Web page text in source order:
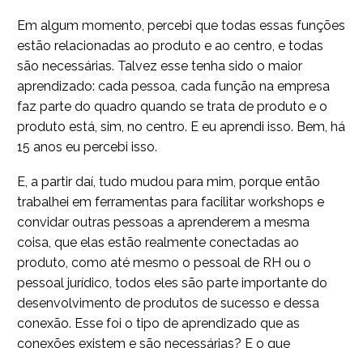
Em algum momento, percebi que todas essas funções
estão relacionadas ao produto e ao centro, e todas
são necessárias. Talvez esse tenha sido o maior
aprendizado: cada pessoa, cada função na empresa
faz parte do quadro quando se trata de produto e o
produto está, sim, no centro. E eu aprendi isso. Bem, há
15 anos eu percebi isso.
E, a partir daí, tudo mudou para mim, porque então
trabalhei em ferramentas para facilitar workshops e
convidar outras pessoas a aprenderem a mesma
coisa, que elas estão realmente conectadas ao
produto, como até mesmo o pessoal de RH ou o
pessoal jurídico, todos eles são parte importante do
desenvolvimento de produtos de sucesso e dessa
conexão. Esse foi o tipo de aprendizado que as
conexões existem e são necessárias? E o que